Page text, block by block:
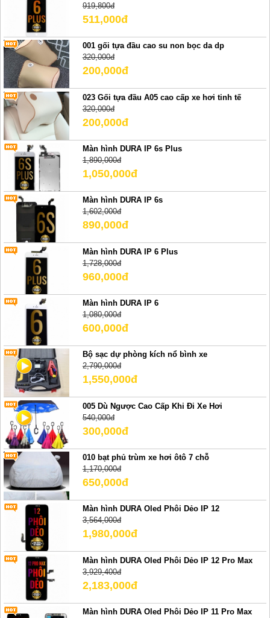
919,800đ
511,000đ
001 gối tựa đầu cao su non bọc da dp
320,000đ
200,000đ
023 Gối tựa đầu A05 cao cấp xe hơi tinh tế
320,000đ
200,000đ
Màn hình DURA IP 6s Plus
1,890,000đ
1,050,000đ
Màn hình DURA IP 6s
1,602,000đ
890,000đ
Màn hình DURA IP 6 Plus
1,728,000đ
960,000đ
Màn hình DURA IP 6
1,080,000đ
600,000đ
Bộ sạc dự phòng kích nổ bình xe
2,790,000đ
1,550,000đ
005 Dù Ngược Cao Cấp Khi Đi Xe Hơi
540,000đ
300,000đ
010 bạt phủ trùm xe hơi ôtô 7 chỗ
1,170,000đ
650,000đ
Màn hình DURA Oled Phôi Dẻo IP 12
3,564,000đ
1,980,000đ
Màn hình DURA Oled Phôi Dẻo IP 12 Pro Max
3,929,400đ
2,183,000đ
Màn hình DURA Oled Phôi Dẻo IP 11 Pro Max